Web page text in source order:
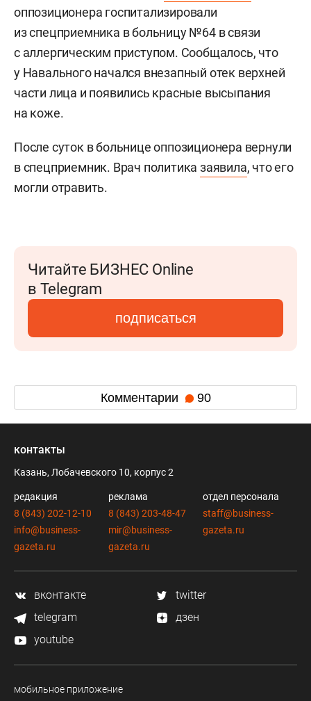
оппозиционера госпитализировали
из спецприемника в больницу №64 в связи
с аллергическим приступом. Сообщалось, что
у Навального начался внезапный отек верхней
части лица и появились красные высыпания
на коже.
После суток в больнице оппозиционера вернули
в спецприемник. Врач политиказаявила, что его
могли отравить.
Читайте БИЗНЕС Online
в Telegram
подписаться
Комментарии 90
контакты
Казань, Лобачевского 10, корпус 2
редакция
8 (843) 202-12-10
info@business-
gazeta.ru
реклама
8 (843) 203-48-47
mir@business-
gazeta.ru
отдел персонала
staff@business-
gazeta.ru
вконтакте
twitter
telegram
дзен
youtube
мобильное приложение